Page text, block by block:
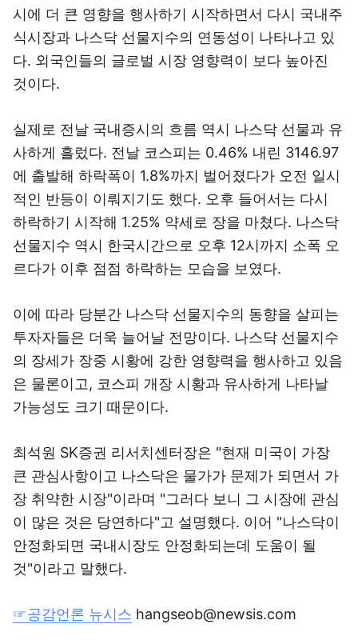
시에 더 큰 영향을 행사하기 시작하면서 다시 국내주
식시장과 나스닥 선물지수의 연동성이 나타나고 있
다. 외국인들의 글로벌 시장 영향력이 보다 높아진
것이다.
실제로 전날 국내증시의 흐름 역시 나스닥 선물과 유
사하게 흘렀다. 전날 코스피는 0.46% 내린 3146.97
에 출발해 하락폭이 1.8%까지 벌어졌다가 오전 일시
적인 반등이 이뤄지기도 했다. 오후 들어서는 다시
하락하기 시작해 1.25% 약세로 장을 마쳤다. 나스닥
선물지수 역시 한국시간으로 오후 12시까지 소폭 오
르다가 이후 점점 하락하는 모습을 보였다.
이에 따라 당분간 나스닥 선물지수의 동향을 살피는
투자자들은 더욱 늘어날 전망이다. 나스닥 선물지수
의 장세가 장중 시황에 강한 영향력을 행사하고 있음
은 물론이고, 코스피 개장 시황과 유사하게 나타날
가능성도 크기 때문이다.
최석원 SK증권 리서치센터장은 "현재 미국이 가장
큰 관심사항이고 나스닥은 물가가 문제가 되면서 가
장 취약한 시장"이라며 "그러다 보니 그 시장에 관심
이 많은 것은 당연하다"고 설명했다. 이어 "나스닥이
안정화되면 국내시장도 안정화되는데 도움이 될
것"이라고 말했다.
☞공감언론 뉴시스 hangseob@newsis.com